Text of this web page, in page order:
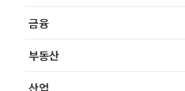
금융
부동산